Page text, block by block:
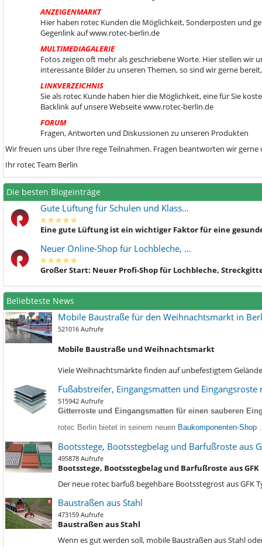
ANZEIGENMARKT
Hier haben rotec Kunden die Möglichkeit, Sonderposten und
Gegenlink auf www.rotec-berlin.de
MULTIMEDIAGALERIE
Fotos zeigen oft mehr als geschriebene Worte. Hier stellen wir
interessante Bilder zu unseren Themen, so sind wir gerne
LINKVERZEICHNIS
Sie als rotec Kunde haben hier die Möglichkeit, eine für Sie
Backlink auf unsere Webseite www.rotec-berlin.de
FORUM
Fragen, Antworten und Diskussionen zu unseren Produkten
Wir freuen uns über Ihre rege Teilnahmen. Fragen beantworten wir
Ihr rotec Team Berlin
Die besten Blogeinträge
Gute Lüftung für Schulen und Klass…
Eine gute Lüftung ist ein wichtiger Faktor für eine
Neuer Online-Shop für Lochbleche, …
Großer Start: Neuer Profi-Shop für Lochbleche,
Beliebteste News
Mobile Baustraße für den Weihnachtsmarkt in
521016 Aufrufe
Mobile Baustraße und Weihnachtsmarkt
Viele Weihnachtsmärkte finden auf unbefestigtem
Fußabstreifer, Eingangsmatten und Eingangsroste
515942 Aufrufe
Gitterroste und Eingangsmatten für einen sauberen
rotec Berlin bietet in seinem neuen Baukomponenten-Shop
Bootsstege, Bootsstegbelag und Barfußroste aus
495878 Aufrufe
Bootsstege, Bootsstegbelag und Barfußroste aus GFK
Der neue rotec barfuß begehbare Bootsstegrost aus
Baustraßen aus Stahl
473159 Aufrufe
Baustraßen aus Stahl
Wenn es gut werden soll, mobile Baustraßen aus Stahl